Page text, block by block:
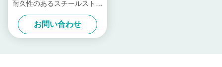
耐久性のあるスチールストラ
ップツール
お問い合わせ